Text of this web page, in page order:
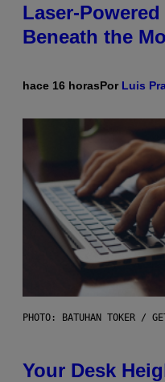
Laser-
Beneath the
hace 16 horasPor Luis
PHOTO: BATUHAN TOKER /
Your Desk